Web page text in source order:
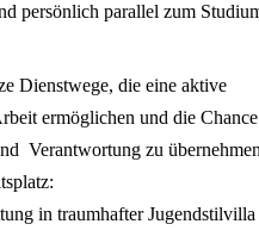
persönlich parallel zum
Dienstwege, die eine aktive
ermöglichen und die Chance
Verantwortung zu
in traumhafter Jugendstilvilla